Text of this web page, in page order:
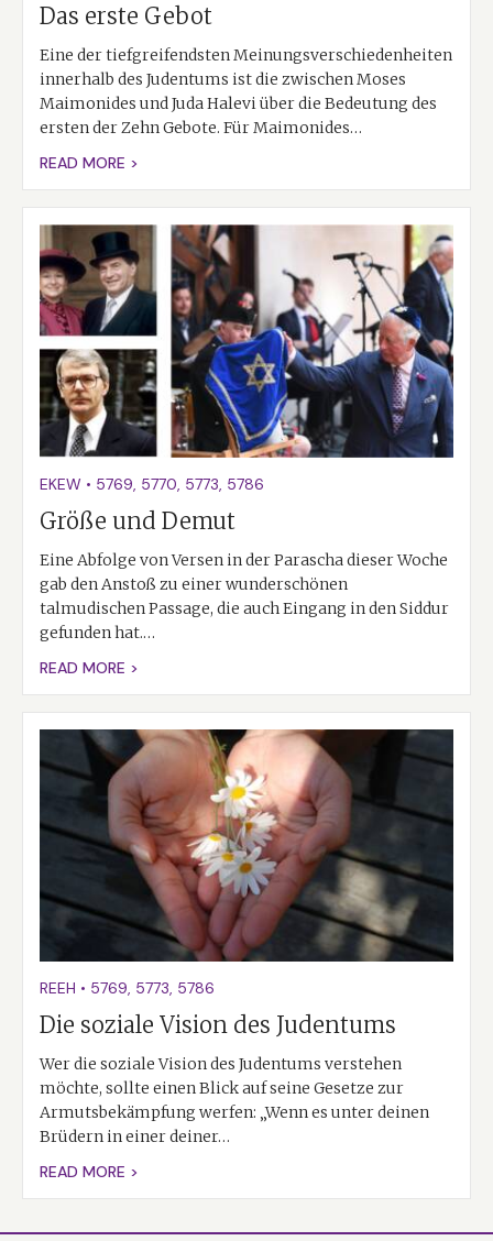
Das erste Gebot
Eine der tiefgreifendsten Meinungsverschiedenheiten
innerhalb des Judentums ist die zwischen Moses
Maimonides und Juda Halevi über die Bedeutung des
ersten der Zehn Gebote. Für Maimonides…
READ MORE >
EKEW • 5769, 5770, 5773, 5786
Größe und Demut
Eine Abfolge von Versen in der Parascha dieser Woche
gab den Anstoß zu einer wunderschönen
talmudischen Passage, die auch Eingang in den Siddur
gefunden hat.…
READ MORE >
REEH • 5769, 5773, 5786
Die soziale Vision des Judentums
Wer die soziale Vision des Judentums verstehen
möchte, sollte einen Blick auf seine Gesetze zur
Armutsbekämpfung werfen: „Wenn es unter deinen
Brüdern in einer deiner…
READ MORE >